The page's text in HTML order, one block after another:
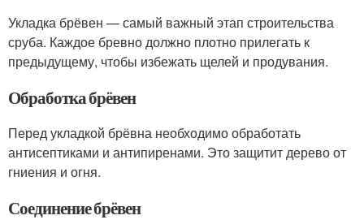
Укладка брёвен — самый важный этап строительства
сруба. Каждое бревно должно плотно прилегать к
предыдущему, чтобы избежать щелей и продувания.
Обработка брёвен
Перед укладкой брёвна необходимо обработать
антисептиками и антипиренами. Это защитит дерево от
гниения и огня.
Соединение брёвен